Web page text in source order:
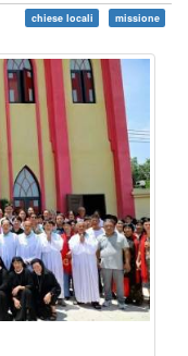
chiese locali missione